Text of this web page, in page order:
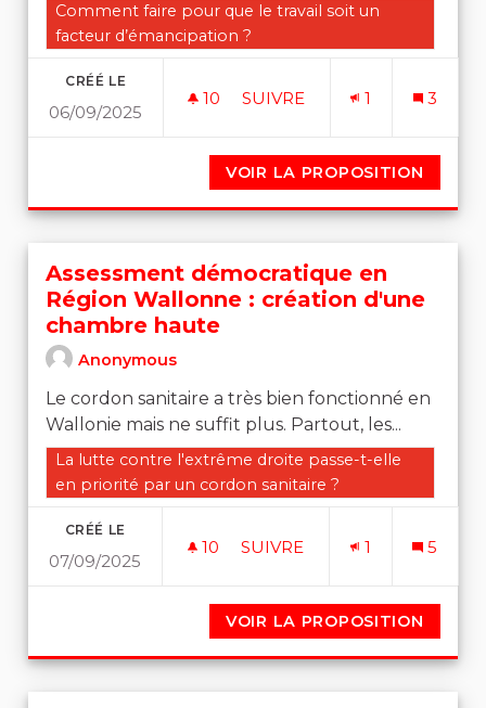
Filtrer les résultats de la catégorie : Comment faire
Comment faire pour que le travail soit un
facteur d’émancipation ?
CRÉÉ LE
06/09/2025
10 10 ABONNÉS
SUIVRE 1 3
VOIR LA PROPOSITION
Assessment démocratique en
Région Wallonne : création d'une
chambre haute
Anonymous
Le cordon sanitaire a très bien fonctionné en
Wallonie mais ne suffit plus. Partout, les...
Filtrer les résultats de la catégorie : La lutte contre
La lutte contre l'extrême droite passe-t-elle
en priorité par un cordon sanitaire ?
CRÉÉ LE
07/09/2025
10 10 ABONNÉS
SUIVRE 1 5
VOIR LA PROPOSITION